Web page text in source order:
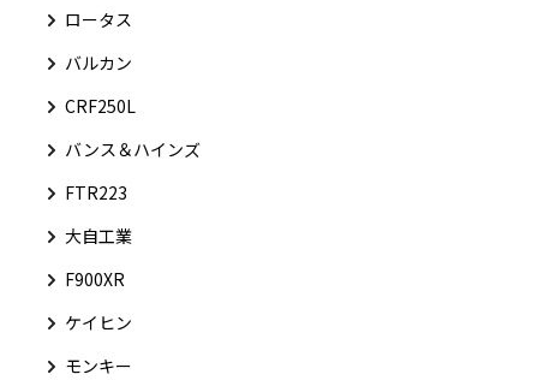
ロータス
バルカン
CRF250L
バンス＆ハインズ
FTR223
大自工業
F900XR
ケイヒン
モンキー